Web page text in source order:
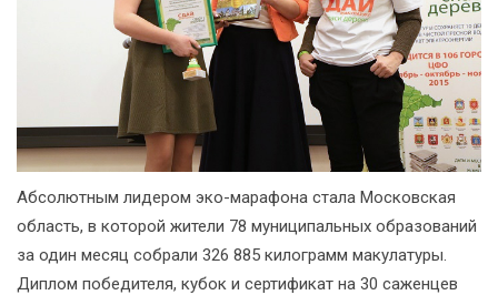
Абсолютным лидером эко-марафона стала Московская
область, в которой жители 78 муниципальных образований
за один месяц собрали 326 885 килограмм макулатуры.
Диплом победителя, кубок и сертификат на 30 саженцев